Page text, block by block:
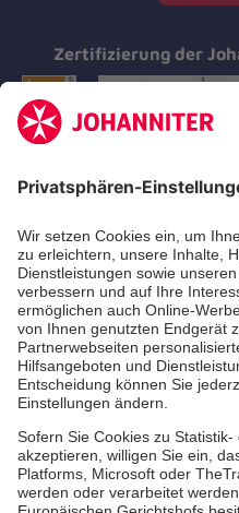
Zertifizierung der
Aus- &
Erste-
Jobs &